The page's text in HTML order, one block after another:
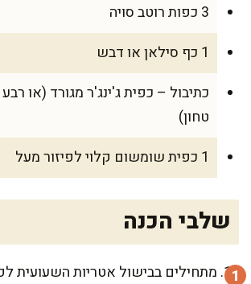
3 כפות רוטב סויה
1 כף סילאן או דבש
כתיבול – כפית ג'ינג'ר מגורד (או
טחון)
1 כפית שומשום קלוי לפיזור מעל
שלבי הכנה
מתחילים בבישול אטריות השעועית